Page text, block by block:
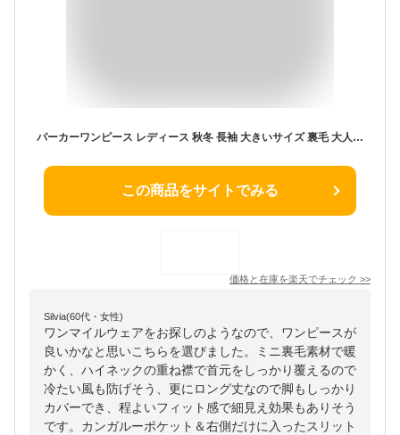
パーカーワンピース レディース 秋冬 長袖 大きいサイズ 裏毛 大人 ワンピース ロング マキシ丈 ロング丈 パーカーワンピ フード スウェット 綿 ルームウェア マタニティ ワンピース ゆったり シンプル きれいめ カジュアル 無地 グレー 黒 秋 冬 30代 40代 50代
この商品をサイトでみる
価格と在庫を楽天でチェック >>
Silvia(60代・女性)
ワンマイルウェアをお探しのようなので、ワンピースが
良いかなと思いこちらを選びました。ミニ裏毛素材で暖
かく、ハイネックの重ね襟で首元をしっかり覆えるので
冷たい風も防げそう、更にロング丈なので脚もしっかり
カバーでき、程よいフィット感で細見え効果もありそう
です。カンガルーポケット＆右側だけに入ったスリット